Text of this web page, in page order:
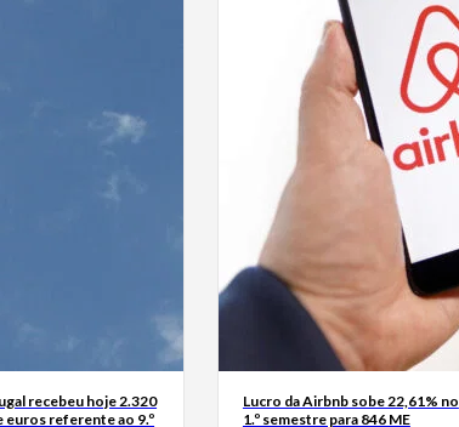
recebeu hoje 2.320
euros referente ao 9.º
Lucro da Airbnb sobe 22,61% no
1.º semestre para 846 ME